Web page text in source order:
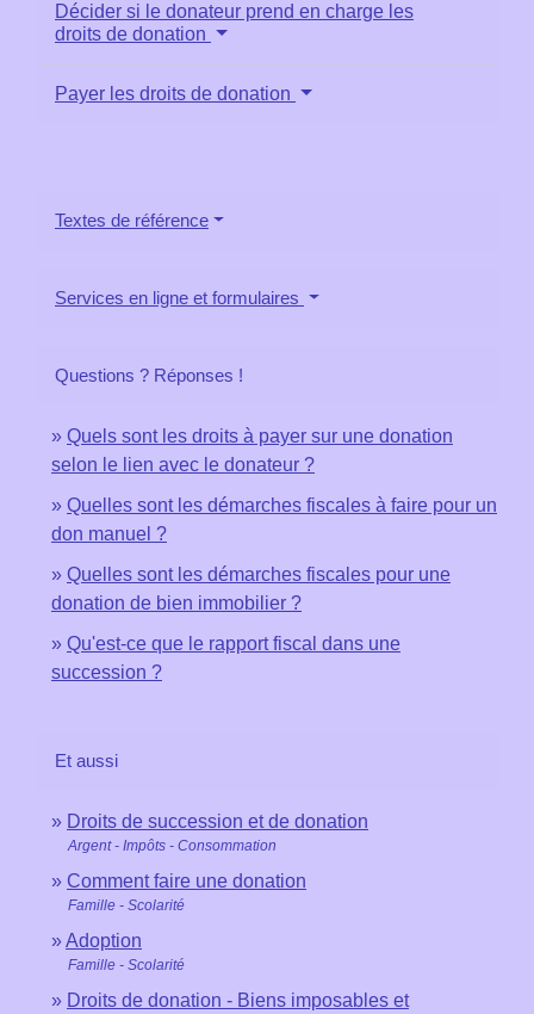
Décider si le donateur prend en charge les
droits de donation
Payer les droits de donation
Textes de référence
Services en ligne et formulaires
Questions ? Réponses !
Quels sont les droits à payer sur une donation
selon le lien avec le donateur ?
Quelles sont les démarches fiscales à faire pour un
don manuel ?
Quelles sont les démarches fiscales pour une
donation de bien immobilier ?
Qu'est-ce que le rapport fiscal dans une
succession ?
Et aussi
Droits de succession et de donation
Argent - Impôts - Consommation
Comment faire une donation
Famille - Scolarité
Adoption
Famille - Scolarité
Droits de donation - Biens imposables et